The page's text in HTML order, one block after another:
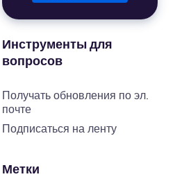
Инструменты для
вопросов
Получать обновления по эл.
почте
Подписаться на ленту
Метки